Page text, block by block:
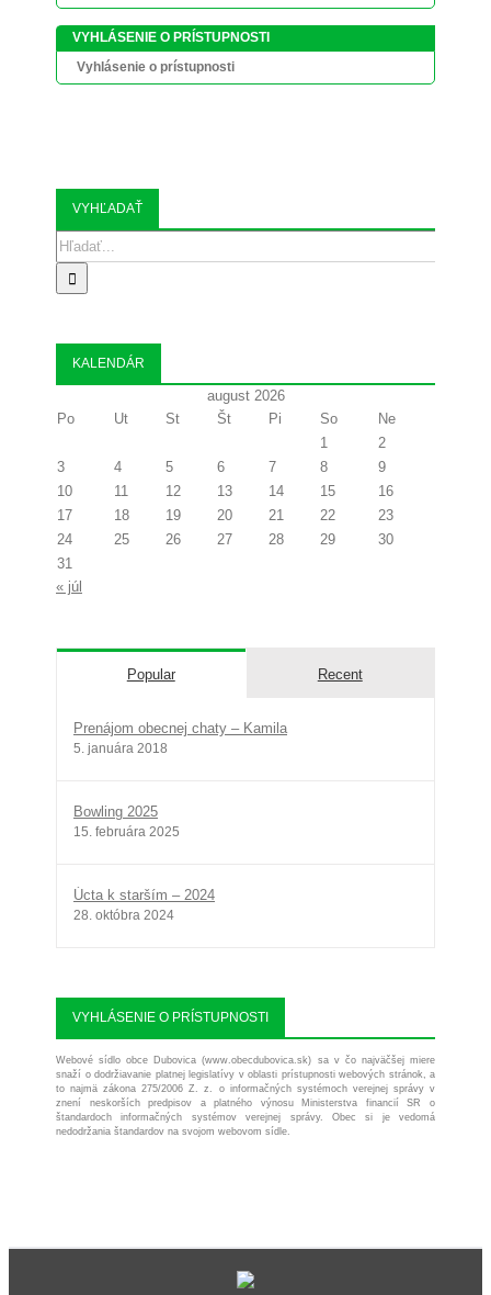
VYHLÁSENIE O PRÍSTUPNOSTI
Vyhlásenie o prístupnosti
VYHĽADAŤ
Search
for:
KALENDÁR
august 2026
Po
Ut St Št Pi So
Ne
1
2
3
4 5 6 7 8
9
10
11 12 13 14 15
16
17
18 19 20 21 22
23
24
25 26 27 28 29
30
31
« júl
Popular Recent
Prenájom obecnej chaty – Kamila
5. januára 2018
Bowling 2025
15. februára 2025
Úcta k starším – 2024
28. októbra 2024
VYHLÁSENIE O PRÍSTUPNOSTI
Webové sídlo obce Dubovica (www.obecdubovica.sk) sa v čo najväčšej miere
snaží o dodržiavanie platnej legislatívy v oblasti prístupnosti webových stránok, a
to najmä zákona 275/2006 Z. z. o informačných systémoch verejnej správy v
znení neskorších predpisov a platného výnosu Ministerstva financií SR o
štandardoch informačných systémov verejnej správy. Obec si je vedomá
nedodržania štandardov na svojom webovom sídle.